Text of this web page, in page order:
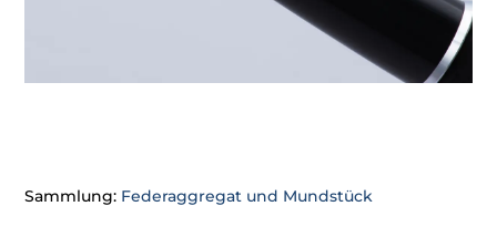
Sammlung: Federaggregat und Mundstück